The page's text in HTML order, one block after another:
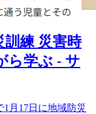
訓練 災害時
ら学ぶ - サ
月17日に地域防災